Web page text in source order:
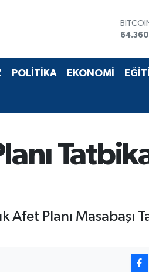
EURO
BİST100
13.887
POLİTİKA EKONOMİ
Planı Masabaşı